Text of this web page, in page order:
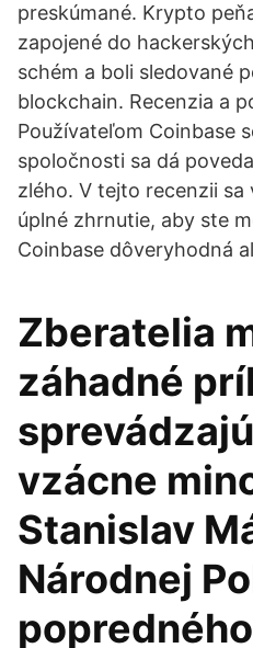
preskúmané. Krypto
zapojené do
schém a boli sledované
blockchain. Recenzia a
Používateľom Coinbase
spoločnosti sa dá
zlého. V tejto recenzii
úplné zhrnutie, aby ste
Coinbase dôveryhodná
Zberatelia
záhadné
vzácne
Stanislav
Národnej
popredného